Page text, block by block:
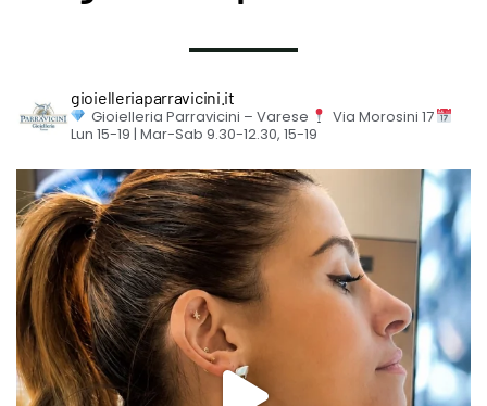
gioielleriaparravicini.it
Gioielleria Parravicini – Varese
Via Morosini 17
Lun 15-19 | Mar-Sab 9.30-12.30, 15-19